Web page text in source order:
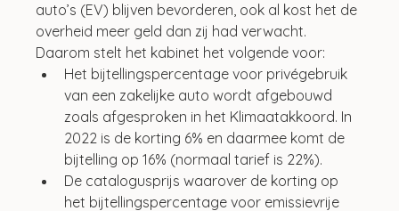
auto’s (EV) blijven bevorderen, ook al kost het de
overheid meer geld dan zij had verwacht.
Daarom stelt het kabinet het volgende voor:
Het bijtellingspercentage voor privégebruik
van een zakelijke auto wordt afgebouwd
zoals afgesproken in het Klimaatakkoord. In
2022 is de korting 6% en daarmee komt de
bijtelling op 16% (normaal tarief is 22%).
De catalogusprijs waarover de korting op
het bijtellingspercentage voor emissievrije